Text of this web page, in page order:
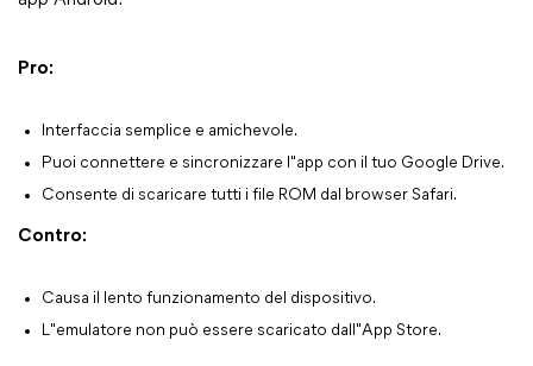
Pro:
Interfaccia semplice e amichevole.
Puoi connettere e sincronizzare l"app con il tuo Google Drive.
Consente di scaricare tutti i file ROM dal browser Safari.
Contro:
Causa il lento funzionamento del dispositivo.
L"emulatore non può essere scaricato dall"App Store.